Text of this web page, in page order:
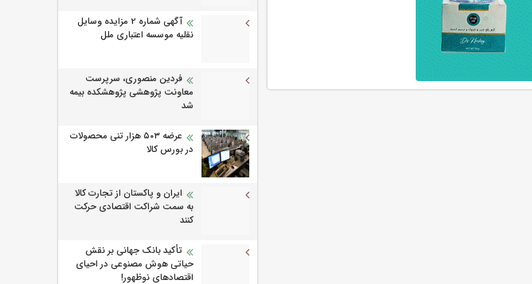
آگهی شماره 2 مزایده وسایل
نقلیه موسسه اعتباری ملل
فردین منصوری، سرپرست
معاونت پژوهشی پژوهشكده بیمه
شد
عرضه ۵۰۳ هزار تنی محصولات
در بورس کالا
ایران و پاکستان از تجارت کالا
به سمت شراکت اقتصادی حرکت
کنند
تأکید بانک جهانی بر نقش
حیاتی هوش مصنوعی در احیای
اقتصادهای نوظهور!